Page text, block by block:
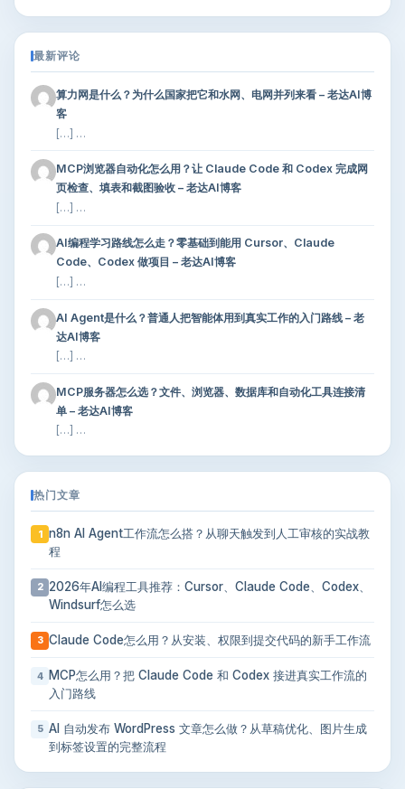
最新评论
算力网是什么？为什么国家把它和水网、电网并列来看 – 老达AI博
客
[…] …
MCP浏览器自动化怎么用？让 Claude Code 和 Codex 完成网
页检查、填表和截图验收 – 老达AI博客
[…] …
AI编程学习路线怎么走？零基础到能用 Cursor、Claude
Code、Codex 做项目 – 老达AI博客
[…] …
AI Agent是什么？普通人把智能体用到真实工作的入门路线 – 老
达AI博客
[…] …
MCP服务器怎么选？文件、浏览器、数据库和自动化工具连接清
单 – 老达AI博客
[…] …
热门文章
1 n8n AI Agent工作流怎么搭？从聊天触发到人工审核的实战教
程
2 2026年AI编程工具推荐：Cursor、Claude Code、Codex、
Windsurf怎么选
3 Claude Code怎么用？从安装、权限到提交代码的新手工作流
4
MCP怎么用？把 Claude Code 和 Codex 接进真实工作流的
入门路线
5 AI 自动发布 WordPress 文章怎么做？从草稿优化、图片生成
到标签设置的完整流程